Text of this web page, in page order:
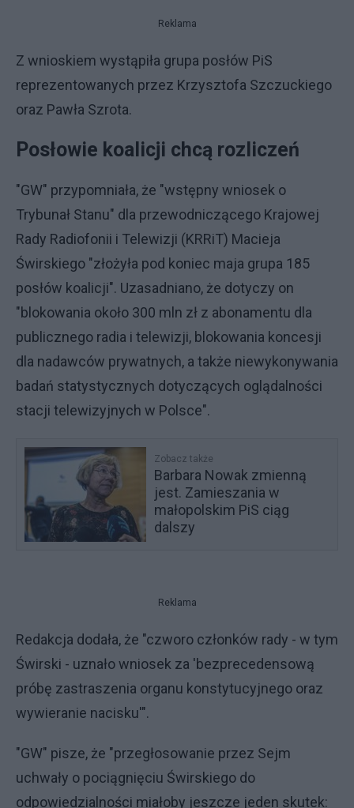
Reklama
Z wnioskiem wystąpiła grupa posłów PiS
reprezentowanych przez Krzysztofa Szczuckiego
oraz Pawła Szrota.
Posłowie koalicji chcą rozliczeń
"GW" przypomniała, że "wstępny wniosek o
Trybunał Stanu" dla przewodniczącego Krajowej
Rady Radiofonii i Telewizji (KRRiT) Macieja
Świrskiego "złożyła pod koniec maja grupa 185
posłów koalicji". Uzasadniano, że dotyczy on
"blokowania około 300 mln zł z abonamentu dla
publicznego radia i telewizji, blokowania koncesji
dla nadawców prywatnych, a także niewykonywania
badań statystycznych dotyczących oglądalności
stacji telewizyjnych w Polsce".
Zobacz także
Barbara Nowak zmienną
jest. Zamieszania w
małopolskim PiS ciąg
dalszy
Reklama
Redakcja dodała, że "czworo członków rady - w tym
Świrski - uznało wniosek za 'bezprecedensową
próbę zastraszenia organu konstytucyjnego oraz
wywieranie nacisku'".
"GW" pisze, że "przegłosowanie przez Sejm
uchwały o pociągnięciu Świrskiego do
odpowiedzialności miałoby jeszcze jeden skutek: